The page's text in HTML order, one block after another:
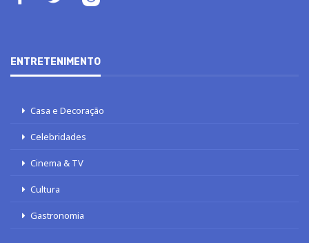
ENTRETENIMENTO
Casa e Decoração
Celebridades
Cinema & TV
Cultura
Gastronomia